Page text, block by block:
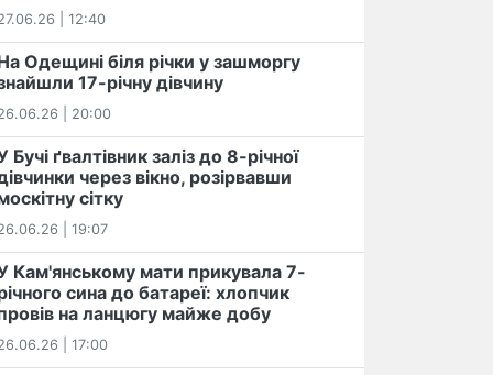
| 12:40
Одещині біля річки у зашморгу
17-річну дівчину
| 20:00
Бучі ґвалтівник заліз до 8-річної
через вікно, розірвавши
сітку
| 19:07
Кам'янському мати прикувала 7-
сина до батареї: хлопчик
на ланцюгу майже добу
| 17:00